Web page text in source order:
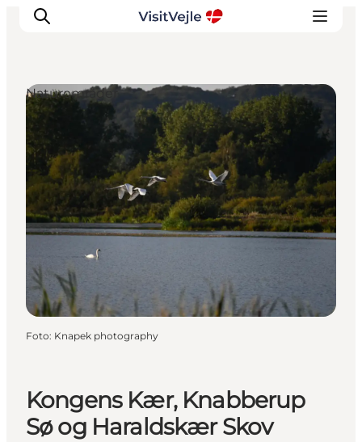
Oplevelser
Det sker
Planlæg dit besøg
Inspiration
Kongens Kær, Knabberup
Sø og Haraldskær Skov
Naturområder
Foto: Knapek photography